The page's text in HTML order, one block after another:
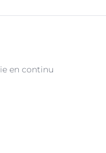
en continu